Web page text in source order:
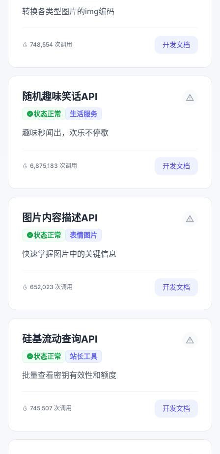
转换各类型图片的img编码
748,554 次调用 开发文档
随机趣味笑话API
状态正常 生活服务
趣味秒闻出，欢乐不停歇
6,875,183 次调用 开发文档
图片内容描述API
状态正常 表情图片
快速掌握图片中的关键信息
652,023 次调用 开发文档
硅基流动查询API
状态正常 站长工具
批量查看密钥有效性和额度
745,507 次调用 开发文档